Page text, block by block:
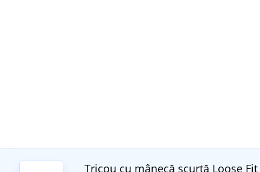
Tricou cu mânecă scurtă Loose Fit